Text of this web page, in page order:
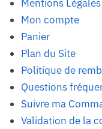
Mentions Légales
Mon compte
Panier
Plan du Site
Politique de
Questions
Suivre ma
Validation de la